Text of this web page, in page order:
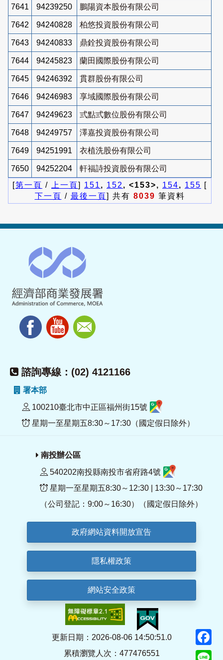
7641 94239250 鵬陽資本股份有限公司
7642 94240828 柏悠投資股份有限公司
7643 94240833 鼎銓投資股份有限公司
7644 94245823 蘭田國際股份有限公司
7645 94246392 貫群股份有限公司
7646 94246983 享域國際股份有限公司
7647 94249623 弎點弎數位股份有限公司
7648 94249757 澤嘉投資股份有限公司
7649 94251991 衣植洗股份有限公司
7650 94252204
軒福詩投資股份有限公司
[第一頁 / 上一頁] 151 , 152 , <153>, 154, 155 [
下一頁 / 最後一頁] 共有 8039 筆資料
諮詢專線：(02) 4121166
署本部
100210臺北市中正區福州街15號
星期一至星期五8:30～17:30（國定假日除外）
南投辦公區
540202南投縣南投市省府路4號
星期一至星期五8:30～12:30 | 13:30～17:30
（公司登記：9:00～16:30）（國定假日除外）
政府網站資料開放宣告
隱私權政策
網站安全政策
更新日期：2026-08-06 14:50:51.0
累積瀏覽人次：477476551